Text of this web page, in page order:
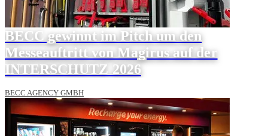
BECC gewinnt im Pitch um den
Messeauftritt von Magirus auf der
INTERSCHUTZ 2026
BECC AGENCY GMBH